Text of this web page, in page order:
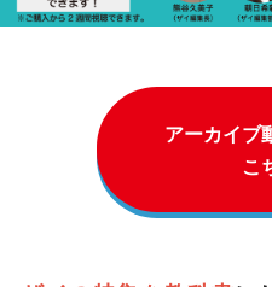
アーカイブ
こ